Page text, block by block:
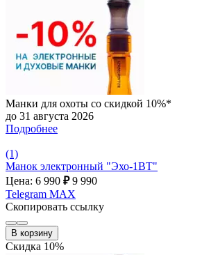
Манки для охоты со скидкой 10%*
до 31 августа 2026
Подробнее
(1)
Манок электронный "Эхо-1ВТ"
Цена: 6 990 ₽ 9 990
Telegram MAX
Скопировать ссылку
В корзину
Скидка 10%